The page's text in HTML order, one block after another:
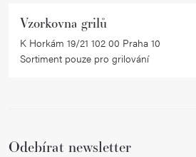
Vzorkovna grilů
K Horkám 19/21 102 00 Praha 10
Sortiment pouze pro grilování
Odebírat newsletter